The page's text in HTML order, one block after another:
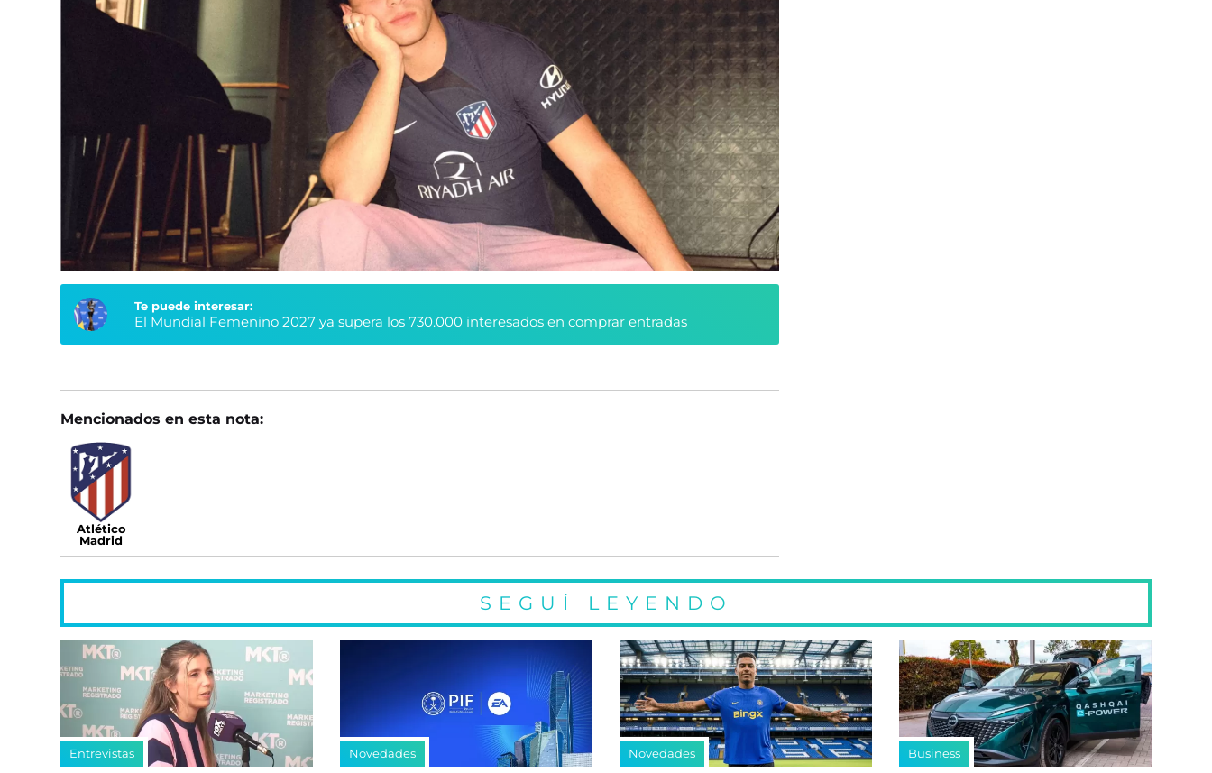
Te puede interesar:
El Mundial Femenino 2027 ya supera los 730.000 interesados en comprar entradas
Mencionados en esta nota:
Atlético
Madrid
SEGUÍ LEYENDO
Entrevistas Novedades Novedades Business